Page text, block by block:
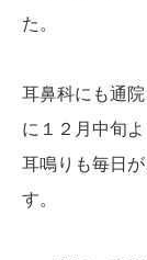
た。
耳鼻科にも通
に１２月中旬
耳鳴りも毎日
す。